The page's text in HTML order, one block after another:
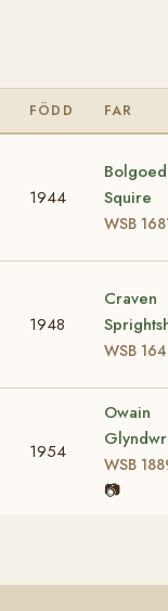
FÖDD FAR
1944
Bolgoed
Squire
WSB
1948
Craven
WSB
1954
Owain
Glyndwr
WSB
📷